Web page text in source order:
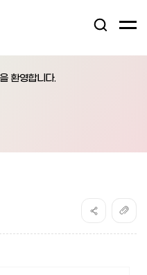
검
어
환영합니다.